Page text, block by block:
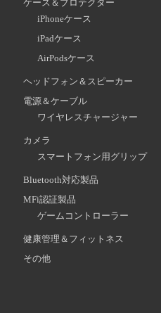
ケース＆プロテクター
iPhoneケース
iPadケース
AirPodsケース
ヘッドフォン＆スピーカー
電源＆ケーブル
ワイヤレスチャージャー
カメラ
スマートフォン用グリップ
Bluetooth対応製品
MFi認証製品
ゲームコントローラー
健康管理＆フィットネス
その他